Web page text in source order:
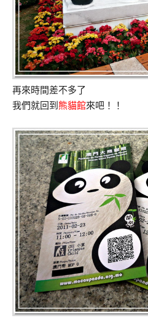
再來時間差不多了
我們就回到熊貓館來吧！！